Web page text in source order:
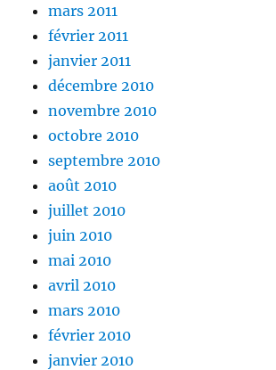
mars 2011
février 2011
janvier 2011
décembre 2010
novembre 2010
octobre 2010
septembre 2010
août 2010
juillet 2010
juin 2010
mai 2010
avril 2010
mars 2010
février 2010
janvier 2010